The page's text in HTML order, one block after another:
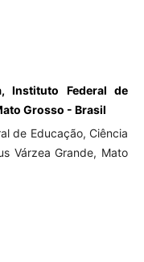
Instituto Federal de
Grosso - Brasil
de Educação, Ciência
Várzea Grande, Mato